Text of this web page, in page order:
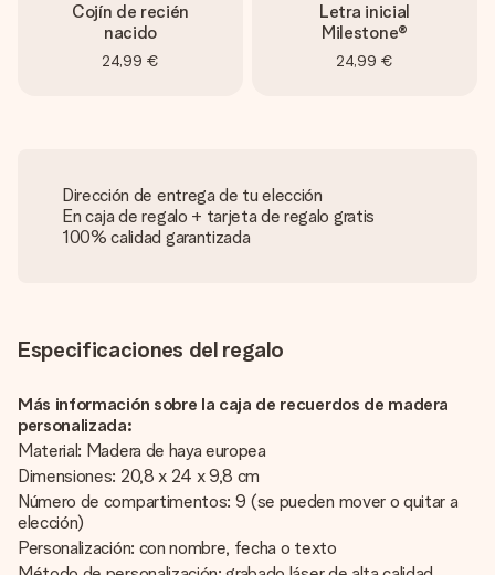
Cojín de recién
nacido
24,99 €
Letra inicial
Milestone®
24,99 €
Dirección de entrega de tu elección
En caja de regalo + tarjeta de regalo gratis
100% calidad garantizada
Especificaciones del regalo
Más información sobre la caja de recuerdos de madera
personalizada:
Material: Madera de haya europea
Dimensiones: 20,8 x 24 x 9,8 cm
Número de compartimentos: 9 (se pueden mover o quitar a
elección)
Personalización: con nombre, fecha o texto